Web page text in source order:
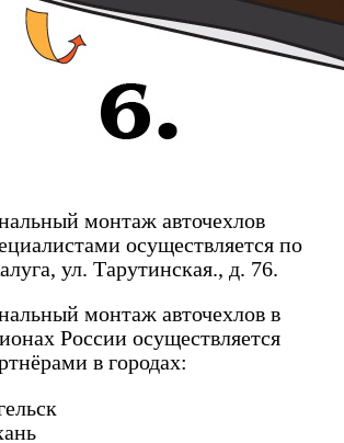
монтаж авточехлов
осуществляется по
ул. Тарутинская., д. 76.
монтаж авточехлов в
России осуществляется
в городах: